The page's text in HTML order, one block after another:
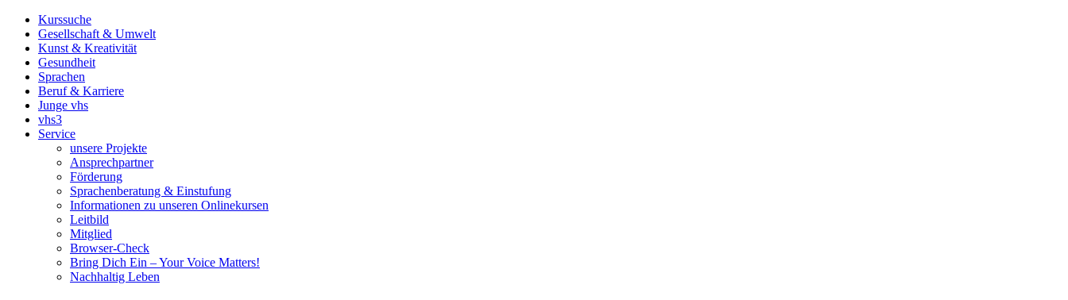
Kurssuche
Gesellschaft & Umwelt
Kunst & Kreativität
Gesundheit
Sprachen
Beruf & Karriere
Junge vhs
vhs3
Service
unsere Projekte
Ansprechpartner
Förderung
Sprachenberatung & Einstufung
Informationen zu unseren Onlinekursen
Leitbild
Mitglied
Browser-Check
Bring Dich Ein – Your Voice Matters!
Nachhaltig Leben